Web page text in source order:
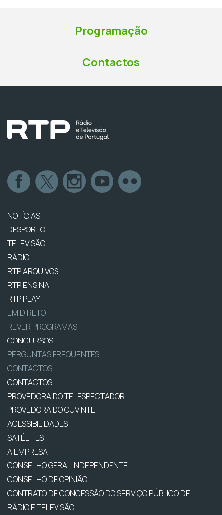
Programação
Contactos
NOTÍCIAS
DESPORTO
TELEVISÃO
RÁDIO
RTP ARQUIVOS
RTP ENSINA
RTP PLAY
EM DIRETO
REVER PROGRAMAS
CONCURSOS
PERGUNTAS FREQUENTES
CONTACTOS
CONTACTOS
PROVEDORA DO TELESPECTADOR
PROVEDORA DO OUVINTE
ACESSIBILIDADES
SATÉLITES
A EMPRESA
CONSELHO GERAL INDEPENDENTE
CONSELHO DE OPINIÃO
CONTRATO DE CONCESSÃO DO SERVIÇO PÚBLICO DE
RÁDIO E TELEVISÃO